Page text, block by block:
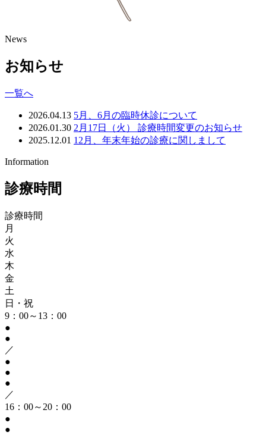
News
お知らせ
一覧へ
2026.04.13 5月、6月の臨時休診について
2026.01.30 2月17日（火） 診療時間変更のお知らせ
2025.12.01 12月、年末年始の診療に関しまして
Information
診療時間
診療時間
月
火
水
木
金
土
日・祝
9：00～13：00
●
●
／
●
●
●
／
16：00～20：00
●
●